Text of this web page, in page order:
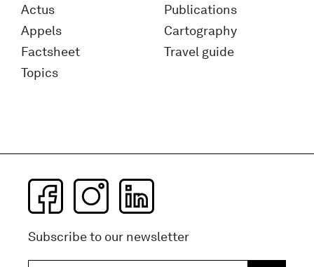
Actus
Appels
Factsheet
Topics
Publications
Cartography
Travel guide
Subscribe to our newsletter